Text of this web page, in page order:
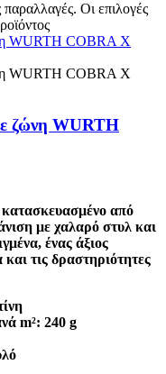
Οι επιλογές
ζώνη WURTH
κατασκευασμένο από
με χαλαρό στυλ και
ένας άξιος
τις δραστηριότητες
m²: 240 g